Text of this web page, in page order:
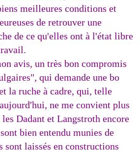
meilleures conditions et
de retrouver une
de ce qu'elles ont à l'état libre
avis, un très bon compromis
qui demande une bo
la ruche à cadre, qui, telle
ne me convient plus
Dadant et Langstroth encore
bien entendu munies de
sont laissés en constructions